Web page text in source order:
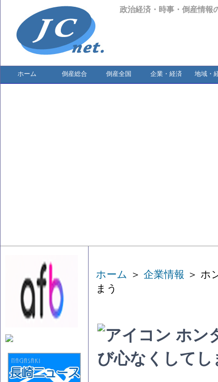
政治経済・時事・倒産情報
ホーム 倒産総合 倒産全国 企業・経済 地域・
ホーム ＞ 企業情報 ＞ ホ
まう
ホン
び心なくして